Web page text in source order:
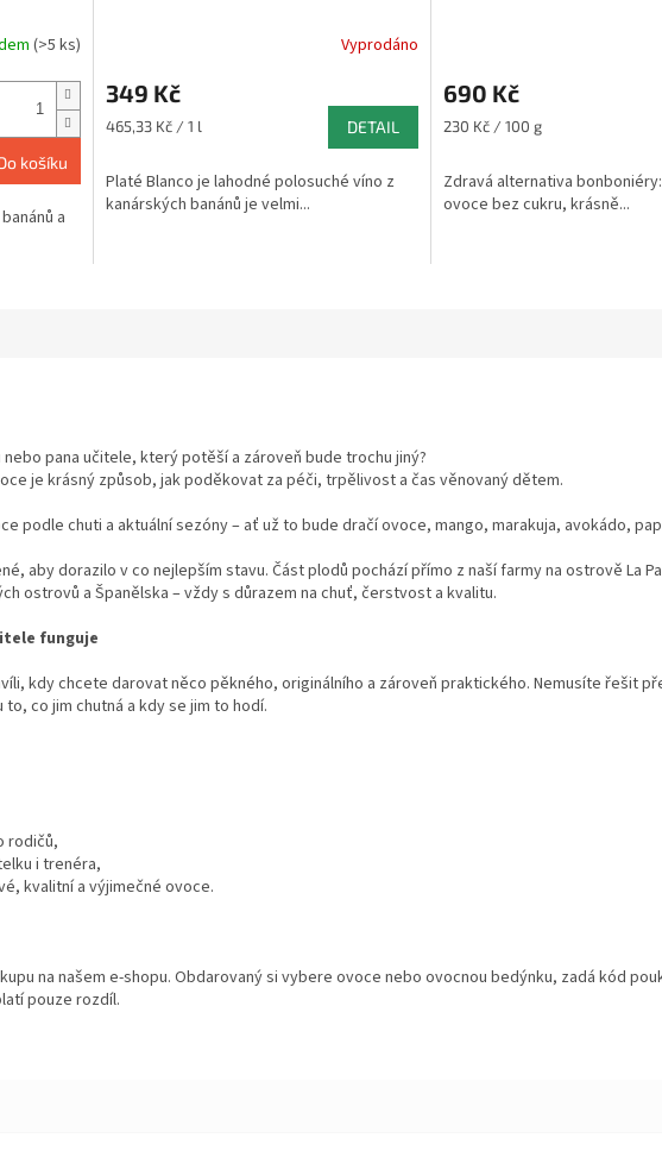
(>5 ks)
košíku
a
produktu
je
5,0
5
hvězdiček.
Vyprodáno
349 Kč
Měrná
465,33 Kč / 1 l DETAIL
Platé Blanco je lahodné polosuché víno z
kanárských banánů je velmi...
produktu
je
5,0
5
hvězdiček.
690 Kč
Měrná
230 Kč / 100 g
Zdravá alternativa
ovoce bez cukru, krásně...
pana učitele, který potěší a zároveň bude trochu jiný?
je krásný způsob, jak poděkovat za péči, trpělivost a čas věnovaný dětem.
podle chuti a aktuální sezóny – ať už to bude dračí ovoce, mango, marakuja, avokádo,
aby dorazilo v co nejlepším stavu. Část plodů pochází přímo z naší farmy na ostrově La
ostrovů a Španělska – vždy s důrazem na chuť, čerstvost a kvalitu.
funguje
kdy chcete darovat něco pěkného, originálního a zároveň praktického. Nemusíte řešit
co jim chutná a kdy se jim to hodí.
rodičů,
i trenéra,
kvalitní a výjimečné ovoce.
na našem e-shopu. Obdarovaný si vybere ovoce nebo ovocnou bedýnku, zadá kód
pouze rozdíl.